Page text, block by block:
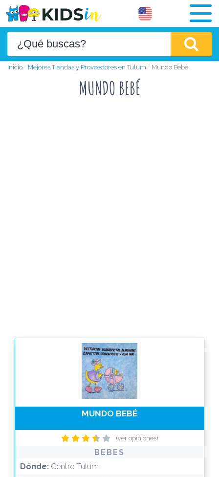
Inicio Mejores Tiendas y Proveedores en Tulum Mundo Bebé
MUNDO BEBÉ
MUNDO BEBÉ
(ver opiniones)
BEBES
Dónde: Centro Tulum